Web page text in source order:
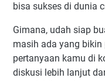
bisa sukses di dunia
Gimana, udah siap
masih ada yang bikin
pertanyaan kamu di
diskusi lebih lanjut